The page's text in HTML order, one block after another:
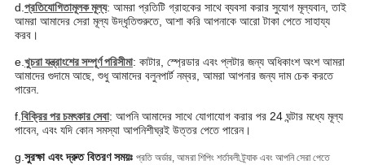
d.প্রতিযোগিতামূলক মূল্য: আমরা প্রতিটি গ্রাহকের সাথে ব্যবসা করার সুযোগ মূল্যবান, তাই
আমরা আমাদের সেরা মূল্য উদ্ধৃতিশুরুতে, আশা করি আপনাকে আরো টাকা পেতে সাহায্য
করব।
e.খুচরা যন্ত্রাংশের সম্পূর্ণ পরিসীমা: কাটার, স্প্রেডার এবং প্লটার জন্য অধিকাংশ অংশ আমরা
আমাদের গুদামে আছে, শুধু আমাদের বলুনপার্ট নম্বর, আমরা আপনার জন্য দাম চেক করতে
পারেন.
f.বিক্রির পর চমৎকার সেবা: আপনি আমাদের সাথে যোগাযোগ করার পর 24 ঘন্টার মধ্যে মূল্য
পাবেন, এবং যদি কোন সমস্যা আপনিশীঘ্রই উত্তর পেতে পারেন।
g.সুরক্ষা এবং দ্রুত বিতরণ সময়ঃ প্রতি অর্ডার, আমরা শিপিং শর্তাবলী ট্র্যাক এবং আপনি সেরা পেতে